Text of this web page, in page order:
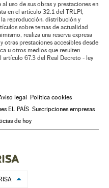
uso de sus obras y prestaciones en
en el artículo 32.1 del TRLPI;
la reproducción, distribución y
sobre temas de actualidad
realiza una reserva expresa
otras prestaciones accesibles desde
u otros medios que resulten
67.3 del Real Decreto - ley
legal
Política cookies
EL PAÍS Suscripciones empresas
de hoy